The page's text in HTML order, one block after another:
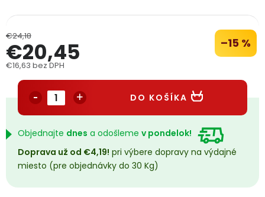
Podmienky ochrany osobných údajov
Přihlášení Registrace
€24,18 –15 %
€20,45
€16,63 bez DPH
DO KOŠÍKA
Objednajte dnes a odošleme v pondelok!
Doprava už od €4,19! pri výbere dopravy na výdajné
miesto (pre objednávky do 30 Kg)